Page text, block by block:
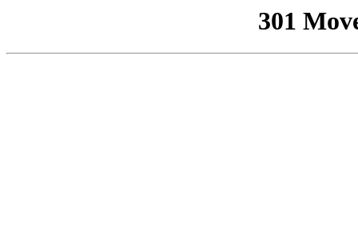
301